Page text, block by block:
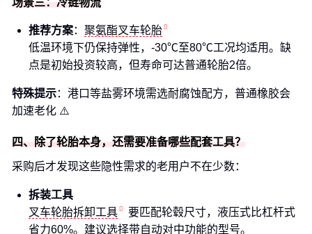
场景三：冷链物流
推荐方案： 聚氨酯叉车轮胎
低温环境下仍保持弹性，-30℃至80℃工况均适用。缺
点是初始投资较高，但寿命可达普通轮胎2倍。
特殊提示：港口等盐雾环境需选耐腐蚀配方，普通橡胶会
加速老化 ⚠️
四、除了轮胎本身，还需要准备哪些配套工具？
采购后才发现这些隐性需求的老用户不在少数：
拆装工具
叉车轮胎拆卸工具
要匹配轮毂尺寸，液压式比杠杆式
省力60%。建议选择带自动对中功能的型号。